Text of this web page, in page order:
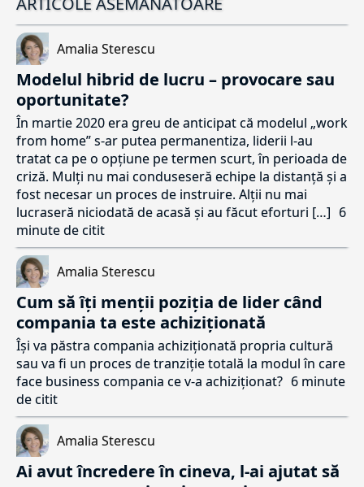
Amalia Sterescu
Modelul hibrid de lucru – provocare sau
oportunitate?
În martie 2020 era greu de anticipat că modelul „work
from home” s-ar putea permanentiza, liderii l-au
tratat ca pe o opțiune pe termen scurt, în perioada de
criză. Mulți nu mai conduseseră echipe la distanță și a
fost necesar un proces de instruire. Alții nu mai
lucraseră niciodată de acasă și au făcut eforturi […] 6
minute de citit
Amalia Sterescu
Cum să îți menții poziția de lider când
compania ta este achiziționată
Își va păstra compania achiziționată propria cultură
sau va fi un proces de tranziție totală la modul în care
face business compania ce v-a achiziționat? 6 minute
de citit
Amalia Sterescu
Ai avut încredere în cineva, l-ai ajutat să